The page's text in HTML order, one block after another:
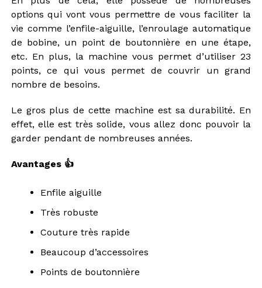
options qui vont vous permettre de vous faciliter la
vie comme l’enfile-aiguille, l’enroulage automatique
de bobine, un point de boutonnière en une étape,
etc. En plus, la machine vous permet d’utiliser 23
points, ce qui vous permet de couvrir un grand
nombre de besoins.
Le gros plus de cette machine est sa durabilité. En
effet, elle est très solide, vous allez donc pouvoir la
garder pendant de nombreuses années.
Avantages 👍
Enfile aiguille
Très robuste
Couture très rapide
Beaucoup d’accessoires
Points de boutonnière